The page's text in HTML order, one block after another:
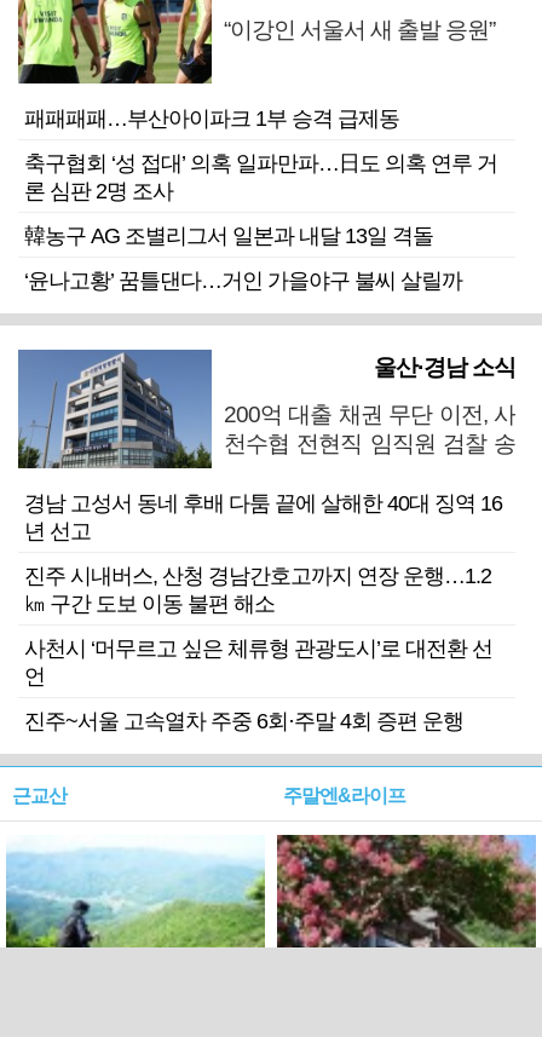
“이강인 서울서 새 출발 응원”
패패패패…부산아이파크 1부 승격 급제동
축구협회 ‘성 접대’ 의혹 일파만파…日도 의혹 연루 거
론 심판 2명 조사
韓농구 AG 조별리그서 일본과 내달 13일 격돌
‘윤나고황’ 꿈틀댄다…거인 가을야구 불씨 살릴까
울산·경남 소식
200억 대출 채권 무단 이전, 사
천수협 전현직 임직원 검찰 송
경남 고성서 동네 후배 다툼 끝에 살해한 40대 징역 16
년 선고
진주 시내버스, 산청 경남간호고까지 연장 운행…1.2
㎞ 구간 도보 이동 불편 해소
사천시 ‘머무르고 싶은 체류형 관광도시’로 대전환 선
언
진주~서울 고속열차 주중 6회·주말 4회 증편 운행
근교산 주말엔&라이프